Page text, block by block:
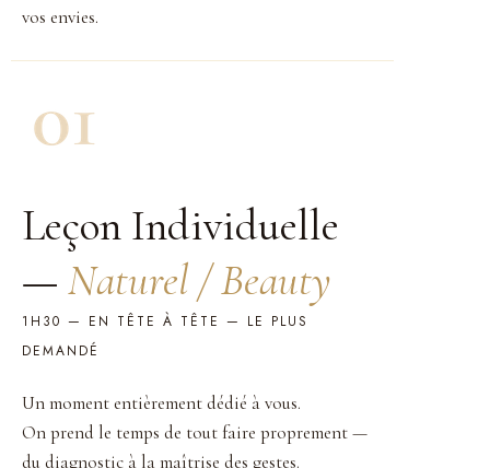
vos envies.
Leçon Individuelle
— Naturel / Beauty
1H30 — EN TÊTE À TÊTE — LE PLUS
DEMANDÉ
Un moment entièrement dédié à vous.
On prend le temps de tout faire proprement —
du diagnostic à la maîtrise des gestes.